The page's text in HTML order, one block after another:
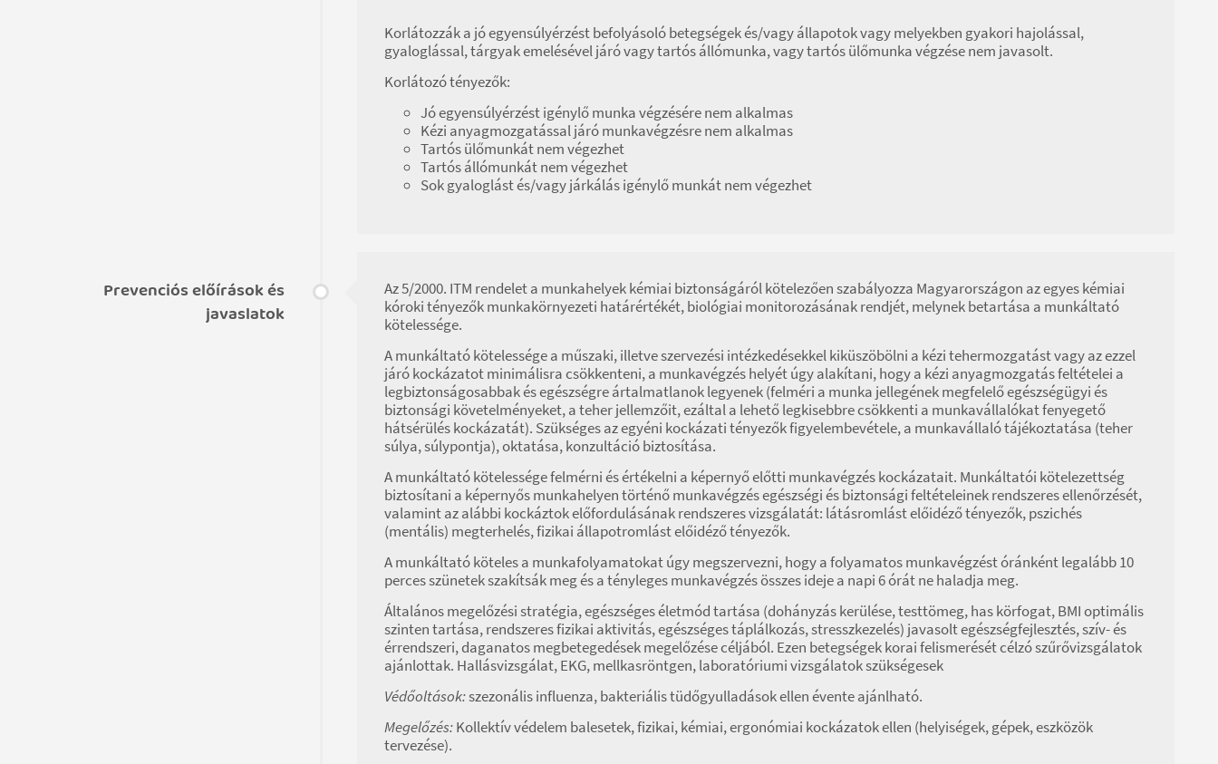
Korlátozzák a jó egyensúlyérzést befolyásoló betegségek és/vagy állapotok vagy melyekben gyakori hajolással,
gyaloglással, tárgyak emelésével járó vagy tartós állómunka, vagy tartós ülőmunka végzése nem javasolt.
Korlátozó tényezők:
Jó egyensúlyérzést igénylő munka végzésére nem alkalmas
Kézi anyagmozgatással járó munkavégzésre nem alkalmas
Tartós ülőmunkát nem végezhet
Tartós állómunkát nem végezhet
Sok gyaloglást és/vagy járkálás igénylő munkát nem végezhet
Prevenciós előírások és
javaslatok
Az 5/2000. ITM rendelet a munkahelyek kémiai biztonságáról kötelezően szabályozza Magyarországon az egyes kémiai
kóroki tényezők munkakörnyezeti határértékét, biológiai monitorozásának rendjét, melynek betartása a munkáltató
kötelessége.
A munkáltató kötelessége a műszaki, illetve szervezési intézkedésekkel kiküszöbölni a kézi tehermozgatást vagy az ezzel
járó kockázatot minimálisra csökkenteni, a munkavégzés helyét úgy alakítani, hogy a kézi anyagmozgatás feltételei a
legbiztonságosabbak és egészségre ártalmatlanok legyenek (felméri a munka jellegének megfelelő egészségügyi és
biztonsági követelményeket, a teher jellemzőit, ezáltal a lehető legkisebbre csökkenti a munkavállalókat fenyegető
hátsérülés kockázatát). Szükséges az egyéni kockázati tényezők figyelembevétele, a munkavállaló tájékoztatása (teher
súlya, súlypontja), oktatása, konzultáció biztosítása.
A munkáltató kötelessége felmérni és értékelni a képernyő előtti munkavégzés kockázatait. Munkáltatói kötelezettség
biztosítani a képernyős munkahelyen történő munkavégzés egészségi és biztonsági feltételeinek rendszeres ellenőrzését,
valamint az alábbi kockáztok előfordulásának rendszeres vizsgálatát: látásromlást előidéző tényezők, pszichés
(mentális) megterhelés, fizikai állapotromlást előidéző tényezők.
A munkáltató köteles a munkafolyamatokat úgy megszervezni, hogy a folyamatos munkavégzést óránként legalább 10
perces szünetek szakítsák meg és a tényleges munkavégzés összes ideje a napi 6 órát ne haladja meg.
Általános megelőzési stratégia, egészséges életmód tartása (dohányzás kerülése, testtömeg, has körfogat, BMI optimális
szinten tartása, rendszeres fizikai aktivitás, egészséges táplálkozás, stresszkezelés) javasolt egészségfejlesztés, szív- és
érrendszeri, daganatos megbetegedések megelőzése céljából. Ezen betegségek korai felismerését célzó szűrővizsgálatok
ajánlottak. Hallásvizsgálat, EKG, mellkasröntgen, laboratóriumi vizsgálatok szükségesek
Védőoltások:szezonális influenza, bakteriális tüdőgyulladások ellen évente ajánlható.
Megelőzés:Kollektív védelem balesetek, fizikai, kémiai, ergonómiai kockázatok ellen (helyiségek, gépek, eszközök
tervezése).